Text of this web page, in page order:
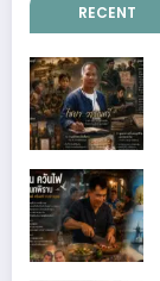
RECENT